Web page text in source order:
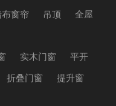
窗帘 吊顶
全屋
实木门窗
平开
折叠门窗
提升窗